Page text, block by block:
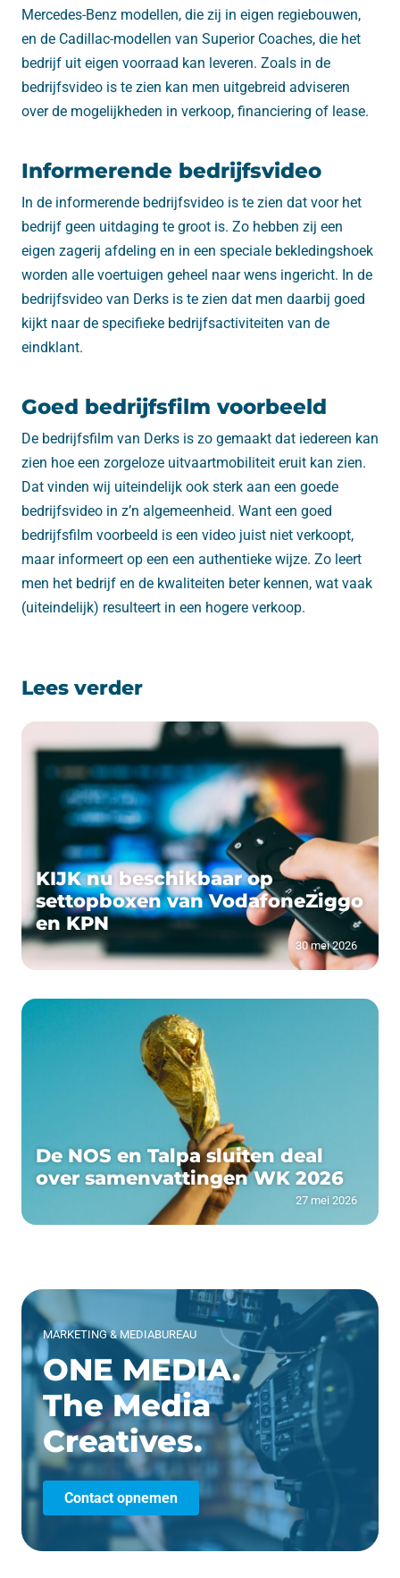
Mercedes-Benz modellen, die zij in eigen regiebouwen,
en de Cadillac-modellen van Superior Coaches, die het
bedrijf uit eigen voorraad kan leveren. Zoals in de
bedrijfsvideo is te zien kan men uitgebreid adviseren
over de mogelijkheden in verkoop, financiering of lease.
Informerende bedrijfsvideo
In de informerende bedrijfsvideo is te zien dat voor het
bedrijf geen uitdaging te groot is. Zo hebben zij een
eigen zagerij afdeling en in een speciale bekledingshoek
worden alle voertuigen geheel naar wens ingericht. In de
bedrijfsvideo van Derks is te zien dat men daarbij goed
kijkt naar de specifieke bedrijfsactiviteiten van de
eindklant.
Goed bedrijfsfilm voorbeeld
De bedrijfsfilm van Derks is zo gemaakt dat iedereen kan
zien hoe een zorgeloze uitvaartmobiliteit eruit kan zien.
Dat vinden wij uiteindelijk ook sterk aan een goede
bedrijfsvideo in z’n algemeenheid. Want een goed
bedrijfsfilm voorbeeld is een video juist niet verkoopt,
maar informeert op een een authentieke wijze. Zo leert
men het bedrijf en de kwaliteiten beter kennen, wat vaak
(uiteindelijk) resulteert in een hogere verkoop.
Lees verder
KIJK nu beschikbaar op
settopboxen van VodafoneZiggo
en KPN
30 mei 2026
De NOS en Talpa sluiten deal
over samenvattingen WK 2026
27 mei 2026
MARKETING & MEDIABUREAU
ONE MEDIA.
The Media
Creatives.
Contact opnemen